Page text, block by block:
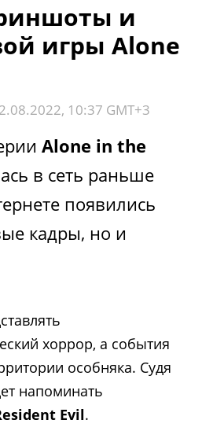
и
игры Alone
10:37 GMT+3
Alone in the
в сеть раньше
появились
кадры, но и
хоррор, а события
особняка. Судя
напоминать
Evil.